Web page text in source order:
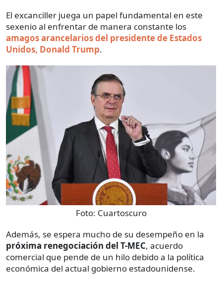
El excanciller juega un papel fundamental en este
sexenio al enfrentar de manera constante los
amagos arancelarios del presidente de Estados
Unidos, Donald Trump.
Foto: Cuartoscuro
Además, se espera mucho de su desempeño en la
próxima renegociación del T-MEC, acuerdo
comercial que pende de un hilo debido a la política
económica del actual gobierno estadounidense.